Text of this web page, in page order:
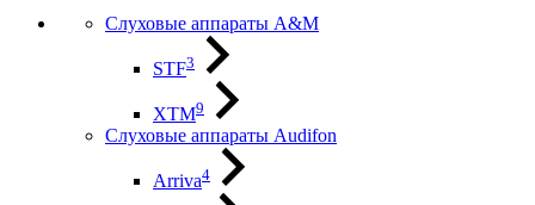
Слуховые аппараты A&M
STF3
XTM9
Слуховые аппараты Audifon
Arriva4